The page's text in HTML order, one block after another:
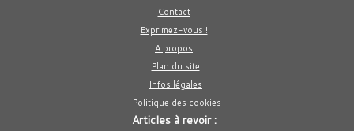
Contact
Exprimez-vous !
A propos
Plan du site
Infos légales
Politique des cookies
Articles à revoir :